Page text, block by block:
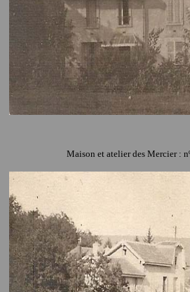
Maison et atelier des Mercier :